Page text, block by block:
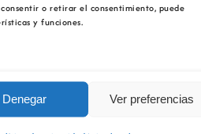
o retirar el consentimiento, puede
y funciones.
Denegar Ver preferencias
de
agentes del
agroalimentario.